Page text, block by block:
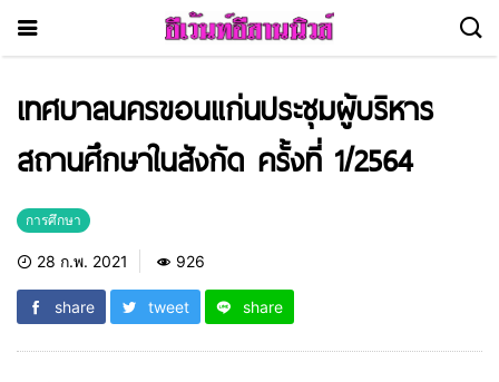
เทศบาลนครขอนแก่นประชุมผู้บริหาร
สถานศึกษาในสังกัด ครั้งที่ 1/2564
การศึกษา
28 ก.พ. 2021 926
share tweet share